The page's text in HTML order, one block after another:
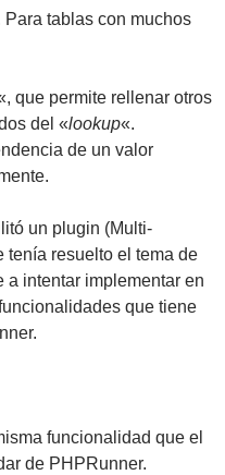
Para tablas con muchos
que permite rellenar otros
del «lookup«.
de un valor
un plugin (Multi-
tenía resuelto el tema de
a intentar implementar en
que tiene
funcionalidad que el
de PHPRunner.